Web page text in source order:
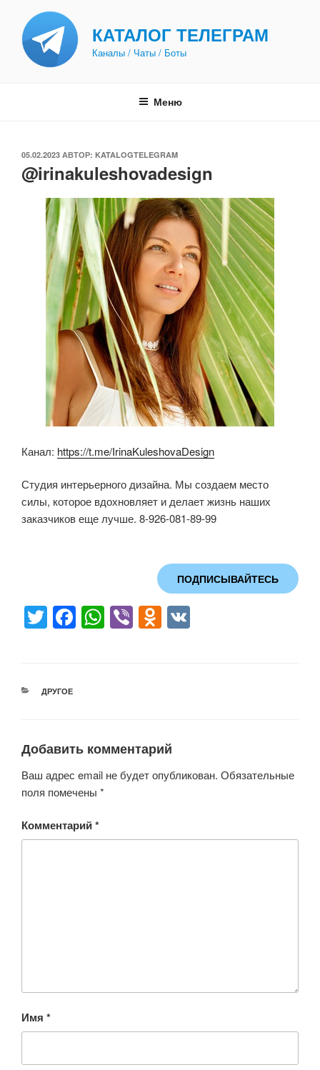
содержимому
КАТАЛОГ ТЕЛЕГРАМ
Каналы / Чаты / Боты
Меню
ОПУБЛИКОВАНО
05.02.2023 АВТОР: KATALOGTELEGRAM
@irinakuleshovadesign
Канал: https://t.me/IrinaKuleshovaDesign
Студия интерьерного дизайна. Мы создаем место
силы, которое вдохновляет и делает жизнь наших
заказчиков еще лучше. 8-926-081-89-99
ПОДПИСЫВАЙТЕСЬ
T
er
F
o
k
W
p
Vi O
ss
ni
РУБРИКИ
ДРУГОЕ
Добавить комментарий
Ваш адрес email не будет опубликован. Обязательные
поля помечены *
Комментарий*
Имя *